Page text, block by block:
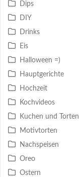
Dips
DIY
Drinks
Eis
Halloween =)
Hauptgerichte
Hochzeit
Kochvideos
Kuchen und Torten
Motivtorten
Nachspeisen
Oreo
Ostern